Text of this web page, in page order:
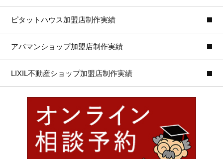
ピタットハウス加盟店制作実績
アパマンショップ加盟店制作実績
LIXIL不動産ショップ加盟店制作実績